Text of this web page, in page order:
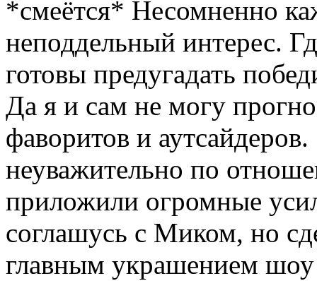
*смеётся* Несомненно
неподдельный интерес.
готовы предугадать
Да я и сам не могу
фаворитов и
неуважительно по
приложили огромные
соглашусь с Миком, но
главным украшением шоу